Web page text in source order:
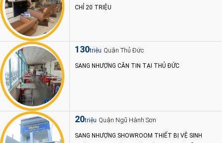
CHỈ 20 TRIỆU
130triệu Quận Thủ Đức
SANG NHƯỢNG CĂN TIN TẠI THỦ ĐỨC
20triệu Quận Ngũ Hành Sơn
SANG NHƯỢNG SHOWROOM THIẾT BỊ VỆ SINH